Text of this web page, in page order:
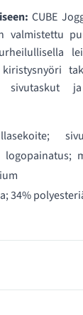
CUBE
valmistettu
ja
logopainatus;
34%